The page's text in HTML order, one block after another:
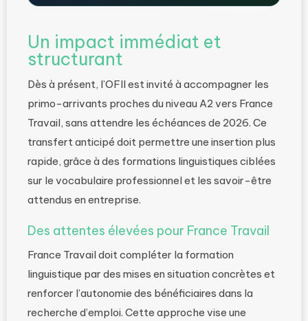
Un impact immédiat et
structurant
Dès à présent, l’OFII est invité à accompagner les
primo-arrivants proches du niveau A2 vers France
Travail, sans attendre les échéances de 2026. Ce
transfert anticipé doit permettre une insertion plus
rapide, grâce à des formations linguistiques ciblées
sur le vocabulaire professionnel et les savoir-être
attendus en entreprise.
Des attentes élevées pour France Travail
France Travail doit compléter la formation
linguistique par des mises en situation concrètes et
renforcer l’autonomie des bénéficiaires dans la
recherche d’emploi. Cette approche vise une